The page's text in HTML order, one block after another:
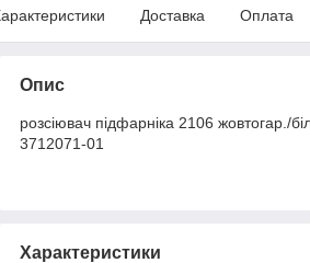
Доставка Оплата
Опис
розсіювач підфарніка 2106 жовтогар./
3712071-01
Характеристики